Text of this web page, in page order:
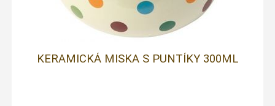
KERAMICKÁ MISKA S PUNTÍKY 300ML